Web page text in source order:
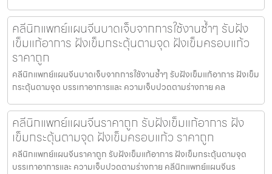
คลีนิกแพทย์แผนจีนบาดเจ็บจากการใช้งานซ้ำๆ รับฝัง
เข็มแก้อาการ ฝังเข็มกระตุ้นตามจุด ฝังเข็มครอบแก้ว
ราคาถูก
คลีนิกแพทย์แผนจีนบาดเจ็บจากการใช้งานซ้ำๆ รับฝังเข็มแก้อาการ ฝังเข็ม
กระตุ้นตามจุด บรรเทาอาการและ ความเจ็บปวดตามร่างกาย คล
คลีนิกแพทย์แผนจีนราคาถูก รับฝังเข็มแก้อาการ ฝัง
เข็มกระตุ้นตามจุด ฝังเข็มครอบแก้ว ราคาถูก
คลีนิกแพทย์แผนจีนราคาถูก รับฝังเข็มแก้อาการ ฝังเข็มกระตุ้นตามจุด
บรรเทาอาการและ ความเจ็บปวดตามร่างกาย คลีนิกแพทย์แผนจีนร